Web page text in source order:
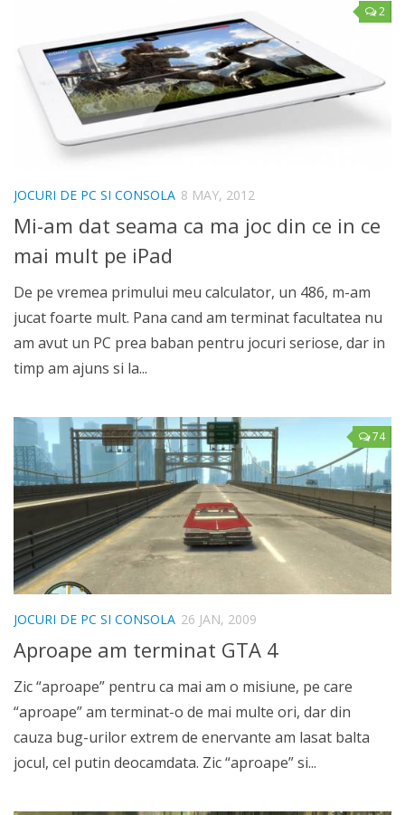
2
JOCURI DE PC SI CONSOLA 8 MAY, 2012
Mi-am dat seama ca ma joc din ce in ce
mai mult pe iPad
De pe vremea primului meu calculator, un 486, m-am
jucat foarte mult. Pana cand am terminat facultatea nu
am avut un PC prea baban pentru jocuri seriose, dar in
timp am ajuns si la...
74
JOCURI DE PC SI CONSOLA 26 JAN, 2009
Aproape am terminat GTA 4
Zic “aproape” pentru ca mai am o misiune, pe care
“aproape” am terminat-o de mai multe ori, dar din
cauza bug-urilor extrem de enervante am lasat balta
jocul, cel putin deocamdata. Zic “aproape” si...